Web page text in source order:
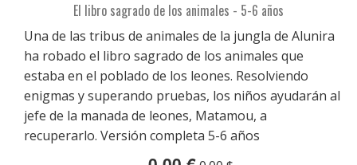
El libro sagrado de los animales - 5-6 años
Una de las tribus de animales de la jungla de Alunira
ha robado el libro sagrado de los animales que
estaba en el poblado de los leones. Resolviendo
enigmas y superando pruebas, los niños ayudarán al
jefe de la manada de leones, Matamou, a
recuperarlo. Versión completa 5-6 años